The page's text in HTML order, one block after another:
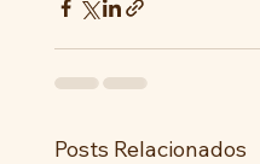
Posts Relacionados